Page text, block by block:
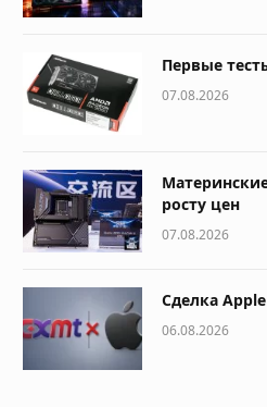
Первые
07.08.2026
росту цен
07.08.2026
Сделка
06.08.2026